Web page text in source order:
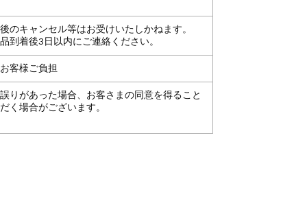
のキャンセル等はお受けいたしかねます。
到着後3日以内にご連絡ください。
客様ご負担
りがあった場合、お客さまの同意を得ること
く場合がございます。